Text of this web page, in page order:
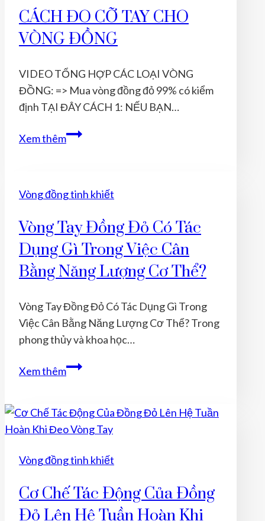
LINH
CỦA
VÒNG
ĐỒNG
CÁCH ĐO CỠ TAY CHO
VÒNG ĐỒNG
VIDEO TỔNG HỢP CÁC LOẠI VÒNG
ĐỒNG: => Mua vòng đồng đỏ 99% có kiểm
định TẠI ĐÂY CÁCH 1: NẾU BẠN…
Xem thêmCÁCH
CHO
ĐỒNG
Vòng đồng tinh khiết
Vòng Tay Đồng Đỏ Có Tác
Dụng Gì Trong Việc Cân
Bằng Năng Lượng Cơ Thể?
Vòng Tay Đồng Đỏ Có Tác Dụng Gì Trong
Việc Cân Bằng Năng Lượng Cơ Thể? Trong
phong thủy và khoa học…
Xem thêmVòng
Đỏ
Có
Dụng
Gì
Trong
Việc
Vòng đồng tinh khiết
Cơ Chế Tác Động Của Đồng
Đỏ Lên Hệ Tuần Hoàn Khi